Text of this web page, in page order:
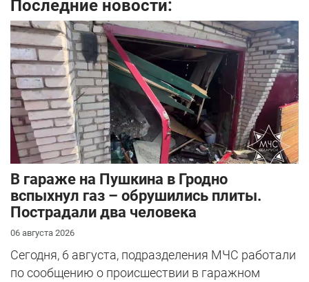
Последние новости:
В гараже на Пушкина в Гродно
вспыхнул газ – обрушились плиты.
Пострадали два человека
06 августа 2026
Сегодня, 6 августа, подразделения МЧС работали
по сообщению о происшествии в гаражном